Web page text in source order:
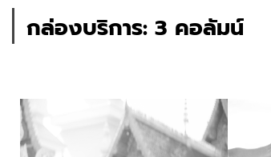
กล่องบริการ: 3 คอลัมน์